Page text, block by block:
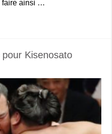
faire ainsi …
Kisenosato